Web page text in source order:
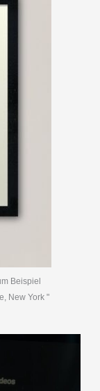
Beispiel
New York "